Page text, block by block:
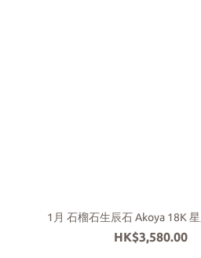
1月 石榴石生辰石 Akoya 18K
HK$3,580.00